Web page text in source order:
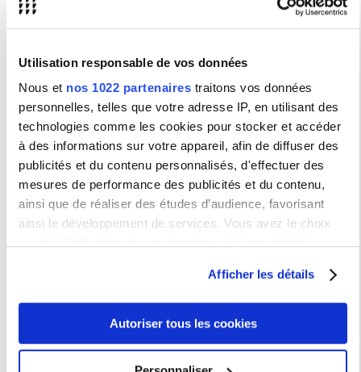
Utilisation responsable de vos données
Nous et nos 1022 partenaires traitons vos données
personnelles, telles que votre adresse IP, en utilisant des
technologies comme les cookies pour stocker et accéder
à des informations sur votre appareil, afin de diffuser des
publicités et du contenu personnalisés, d'effectuer des
mesures de performance des publicités et du contenu,
ainsi que de réaliser des études d’audience, favorisant
ainsi le développement de services. Vous avez le choix
moment en consultant la Déclaration relative aux cookies
ou en cliquant sur l'icône de confidentialité.
Si vous le permettez, nous aimerions également :
Afficher les détails
Autoriser tous les cookies
Direction des services financières (DSF)
La Direction de la Formation Tout au Long de la Vie et
(DFTLVIP)
Service Information, Orientation Et Carrière
(SIOEC)
Service de la formation continue (SFC)
Relations avec le monde socio-économique
Services communs
Service Arts et Cultures (SAC)
Direction des bibliothèques universitaires (DBU)
Service universitaire des activités physiques et
Sous-direction Applications & Développement
Audiovisuel (IPA)